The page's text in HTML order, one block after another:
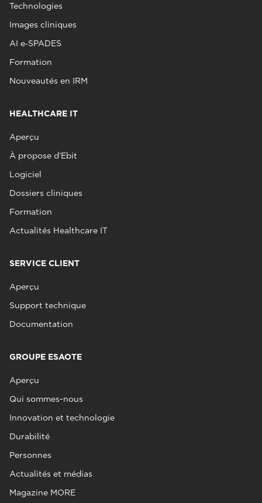
Technologies
Images cliniques
AI e‑SPADES
Formation
Nouveautés en IRM
HEALTHCARE IT
Aperçu
À propose d’Ebit
Logiciel
Dossiers cliniques
Formation
Actualités Healthcare IT
SERVICE CLIENT
Aperçu
Support technique
Documentation
GROUPE ESAOTE
Aperçu
Qui sommes-nous
Innovation et technologie
Durabilité
Personnes
Actualités et médias
Magazine MORE